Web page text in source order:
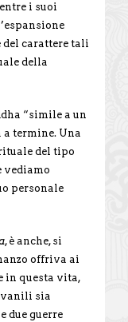
i suoi
del carattere tali
della
“simile a un
a termine. Una
del tipo
vediamo
personale
, è anche, si
offriva ai
in questa vita,
sia
due guerre